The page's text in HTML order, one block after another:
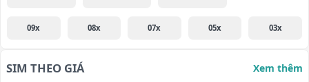
09x 08x 07x 05x 03x
SIM THEO GIÁ Xem thêm